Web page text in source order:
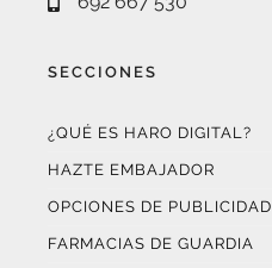
SECCIONES
¿QUÉ ES HARO DIGITAL?
HAZTE EMBAJADOR
OPCIONES DE PUBLICIDAD
FARMACIAS DE GUARDIA